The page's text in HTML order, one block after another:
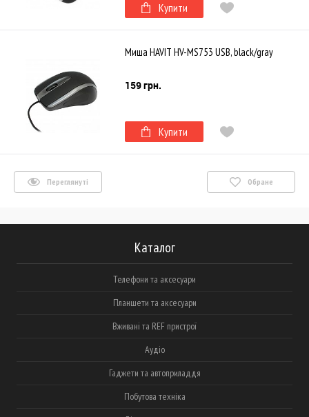
Купити
Миша HAVIT HV-MS753 USB, black/gray
159 грн.
Купити
Переглянуті Обране
Каталог
Телефони та аксесуари
Планшети та аксесуари
Вживані та REF пристрої
Аудіо
Гаджети та автоприладдя
Побутова техніка